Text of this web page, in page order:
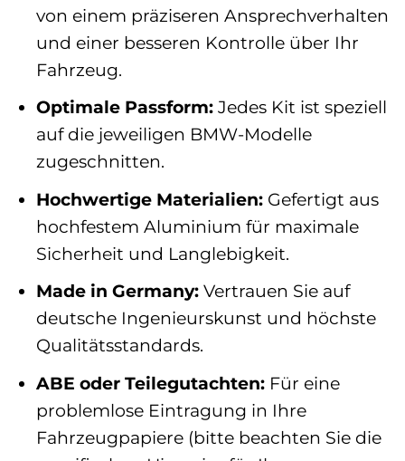
von einem präziseren Ansprechverhalten
und einer besseren Kontrolle über Ihr
Fahrzeug.
Optimale Passform:Jedes Kit ist speziell
auf die jeweiligen BMW-Modelle
zugeschnitten.
Hochwertige Materialien:Gefertigt aus
hochfestem Aluminium für maximale
Sicherheit und Langlebigkeit.
Made in Germany:Vertrauen Sie auf
deutsche Ingenieurskunst und höchste
Qualitätsstandards.
ABE oder Teilegutachten:Für eine
problemlose Eintragung in Ihre
Fahrzeugpapiere (bitte beachten Sie die